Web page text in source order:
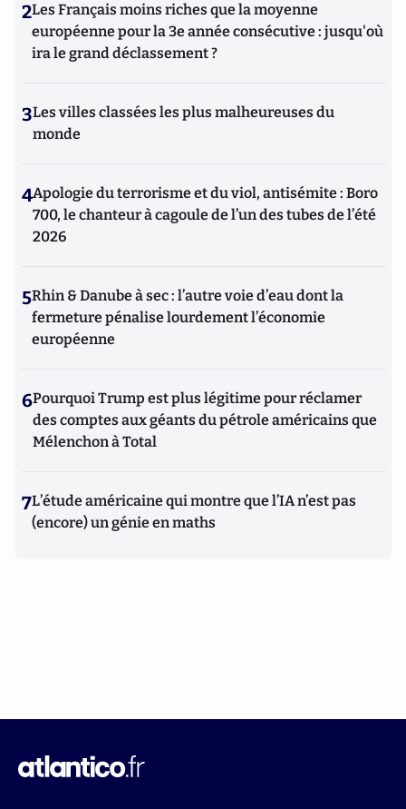
2Les Français moins riches que la moyenne
européenne pour la 3e année consécutive : jusqu'où
ira le grand déclassement ?
3Les villes classées les plus malheureuses du
monde
4Apologie du terrorisme et du viol, antisémite : Boro
700, le chanteur à cagoule de l’un des tubes de l’été
2026
5Rhin & Danube à sec : l’autre voie d’eau dont la
fermeture pénalise lourdement l’économie
européenne
6Pourquoi Trump est plus légitime pour réclamer
des comptes aux géants du pétrole américains que
Mélenchon à Total
7L’étude américaine qui montre que l’IA n’est pas
(encore) un génie en maths